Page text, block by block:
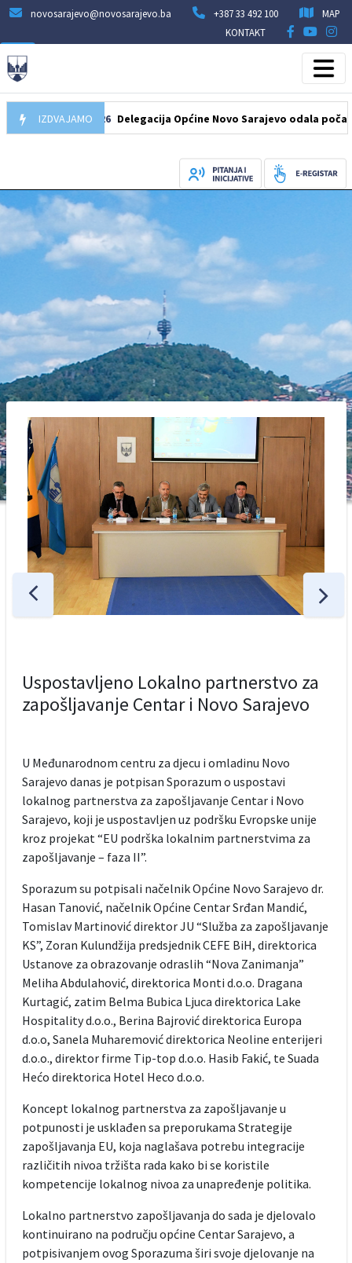
novosarajevo@novosarajevo.ba +387 33 492 100
MAP
KONTAKT
IZDVAJAMO
07.08.2026 Delegacija Općine Novo Sarajevo odala počast
Uspostavljeno Lokalno partnerstvo za
zapošljavanje Centar i Novo Sarajevo
U Međunarodnom centru za djecu i omladinu Novo
Sarajevo danas je potpisan Sporazum o uspostavi
lokalnog partnerstva za zapošljavanje Centar i Novo
Sarajevo, koji je uspostavljen uz podršku Evropske unije
kroz projekat “EU podrška lokalnim partnerstvima za
zapošljavanje – faza II”.
Sporazum su potpisali načelnik Općine Novo Sarajevo dr.
Hasan Tanović, načelnik Općine Centar Srđan Mandić,
Tomislav Martinović direktor JU “Služba za zapošljavanje
KS”, Zoran Kulundžija predsjednik CEFE BiH, direktorica
Ustanove za obrazovanje odraslih “Nova Zanimanja”
Meliha Abdulahović, direktorica Monti d.o.o. Dragana
Kurtagić, zatim Belma Bubica Ljuca direktorica Lake
Hospitality d.o.o., Berina Bajrović direktorica Europa
d.o.o, Sanela Muharemović direktorica Neoline enterijeri
d.o.o., direktor firme Tip-top d.o.o. Hasib Fakić, te Suada
Hećo direktorica Hotel Heco d.o.o.
Koncept lokalnog partnerstva za zapošljavanje u
potpunosti je usklađen sa preporukama Strategije
zapošljavanja EU, koja naglašava potrebu integracije
različitih nivoa tržišta rada kako bi se koristile
kompetencije lokalnog nivoa za unapređenje politika.
Lokalno partnerstvo zapošljavanja do sada je djelovalo
kontinuirano na području općine Centar Sarajevo, a
potpisivanjem ovog Sporazuma širi svoje djelovanje na